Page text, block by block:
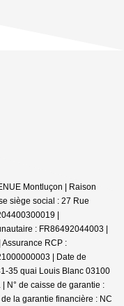
Montluçon | Raison
siège social : 27 Rue
|
: FR86492044003 |
RCP :
| Date de
35 quai Louis Blanc 03100
N° de caisse de garantie :
la garantie financière : NC